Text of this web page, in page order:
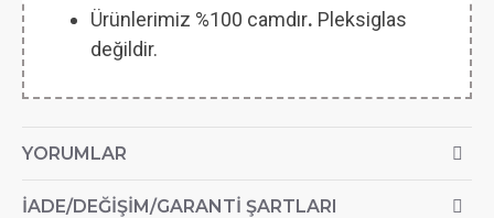
Ürünlerimiz %100 camdır. Pleksiglas
değildir.
YORUMLAR
İADE/DEĞIŞIM/GARANTI ŞARTLARI